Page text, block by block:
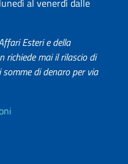
al venerdì dalle
Esteri e della
richiede mai il rilascio di
di denaro per via